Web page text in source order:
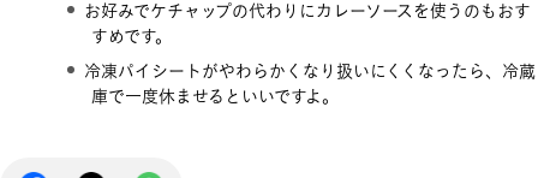
お好みでケチャップの代わりにカレーソースを使うのもおす
すめです。
冷凍パイシートがやわらかくなり扱いにくくなったら、冷蔵
庫で一度休ませるといいですよ。